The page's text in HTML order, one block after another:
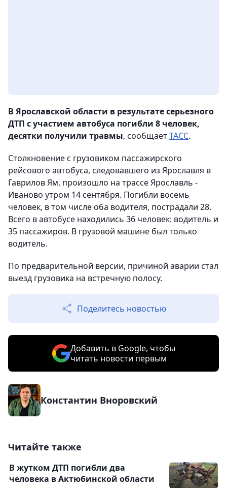
В Ярославской области в результате серьезного
ДТП с участием автобуса погибли 8 человек,
десятки получили травмы, сообщаетТАСС.
Столкновение с грузовиком пассажирского
рейсового автобуса, следовавшего из Ярославля в
Гаврилов Ям, произошло на трассе Ярославль -
Иваново утром 14 сентября. Погибли восемь
человек, в том числе оба водителя, пострадали 28.
Всего в автобусе находились 36 человек: водитель и
35 пассажиров. В грузовой машине был только
водитель.
По предварительной версии, причиной аварии стал
выезд грузовика на встречную полосу.
Поделитесь новостью
Добавить в Google, чтобы
читать новости первым
Константин Вноровский
Читайте также
В жутком ДТП погибли два
человека в Актюбинской области